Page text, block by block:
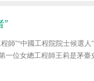
師”“中國工程院院士候選
一位女總工程師王莉是茅